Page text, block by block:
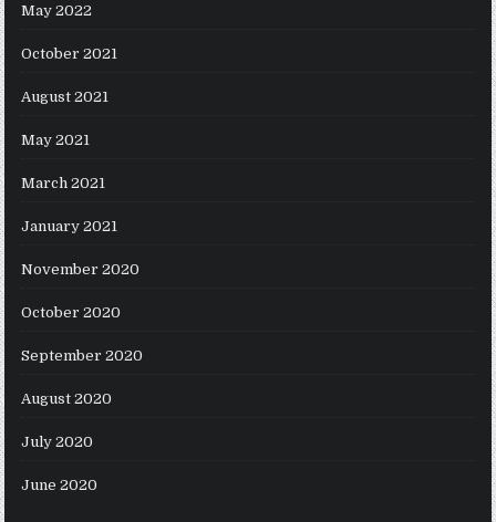
May 2022
October 2021
August 2021
May 2021
March 2021
January 2021
November 2020
October 2020
September 2020
August 2020
July 2020
June 2020